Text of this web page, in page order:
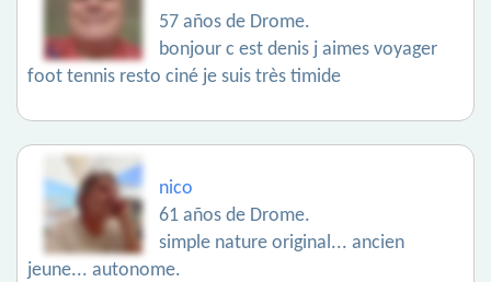
57 años de Drome.
bonjour c est denis j aimes voyager
foot tennis resto ciné je suis très timide
nico
61 años de Drome.
simple nature original... ancien
jeune... autonome.